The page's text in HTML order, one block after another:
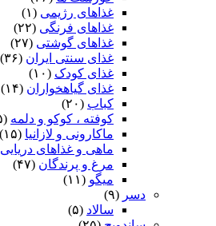
غذاهای رژیمی (۱)
غذاهای فرنگی (۲۲)
غذاهای گوشتی (۲۷)
غذای سنتی ایران (۳۶)
غذای کودک (۱۰)
غذای گیاهخواران (۱۴)
کباب (۲۰)
کوفته ، کوکو و دلمه (۴۵)
ماکارونی و لازانیا (۱۵)
ماهی و غذاهای دریایی
مرغ و پرندگان (۴۷)
میگو (۱۱)
دسر (۹)
سالاد (۵)